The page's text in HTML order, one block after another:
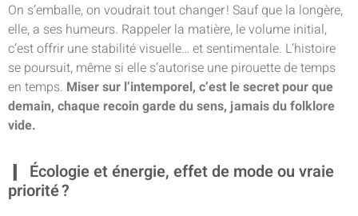
On s’emballe, on voudrait tout changer ! Sauf que la longère,
elle, a ses humeurs. Rappeler la matière, le volume initial,
c’est offrir une stabilité visuelle… et sentimentale. L’histoire
se poursuit, même si elle s’autorise une pirouette de temps
en temps. Miser sur l’intemporel, c’est le secret pour que
demain, chaque recoin garde du sens, jamais du folklore
vide.
Écologie et énergie, effet de mode ou vraie
priorité ?